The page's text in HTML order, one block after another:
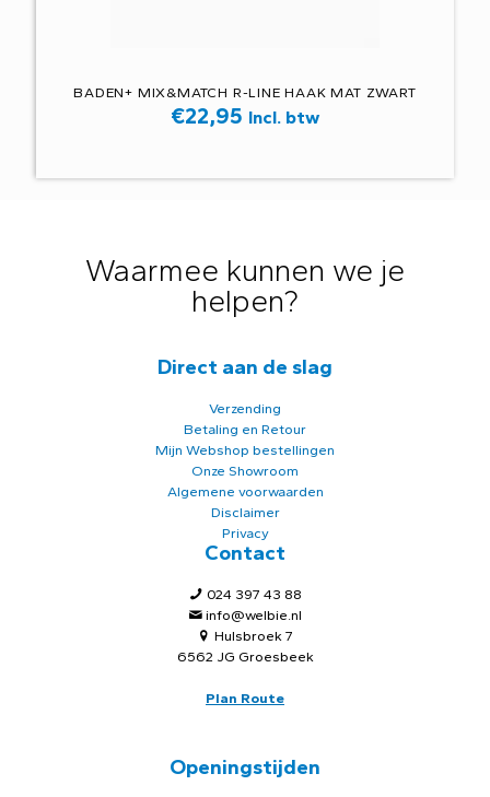
BADEN+ MIX&MATCH R-LINE HAAK MAT ZWART
€22,95 Incl. btw
Waarmee kunnen we je
helpen?
Direct aan de slag
Verzending
Betaling en Retour
Mijn Webshop bestellingen
Onze Showroom
Algemene voorwaarden
Disclaimer
Privacy
Contact
024 397 43 88
info@welbie.nl
Hulsbroek 7
6562 JG Groesbeek
Plan Route
Openingstijden